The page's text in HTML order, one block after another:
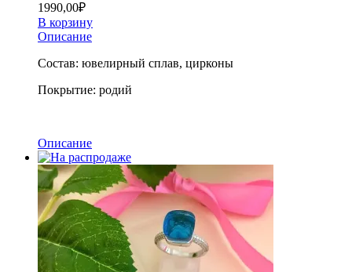
1990,00₽
В корзину
Описание
Состав: ювелирный сплав, цирконы
Покрытие: родий
Описание